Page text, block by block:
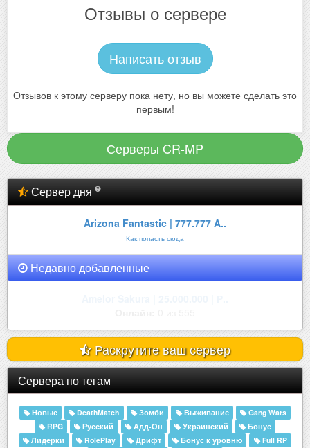
Отзывы о сервере
Написать отзыв
Отзывов к этому серверу пока нету, но вы можете сделать это
первым!
Серверы CR-MP
Сервер дня
Arizona Fantastic | 777.777 A..
Как попасть сюда
Недавно добавленные
Раскрутите ваш сервер
Сервера по тегам
Новые DeathMatch Зомби Выживание
Gang Wars
RPG
Русский Адд-Он Украинский
Бонус
Лидерки
RolePlay Дрифт Бонус к уровню
Full RP